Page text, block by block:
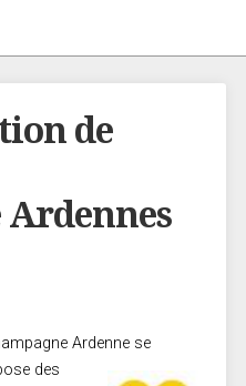
de
Ardennes
Ardenne se
des